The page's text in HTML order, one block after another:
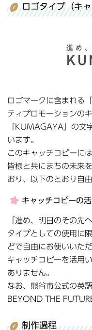
ロゴタイプ（キ
ロゴマークに含まれる
ティプロモーションの
「KUMAGAYA」の文
います。
このキャッチコピーに
皆様と共にまちの未来
おり、以下のとおり自
キャッチコピーの
「進め、明日のその先
タイプとしての使用に
どで自由にお使いいただ
キャッチコピーを活用
ありません。
なお、熊谷市公式の英
BEYOND THE
制作過程